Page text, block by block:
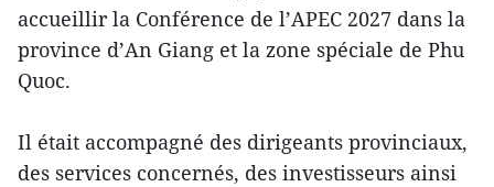
accueillir la Conférence de l’APEC 2027 dans la
province d’An Giang et la zone spéciale de Phu
Quoc.
Il était accompagné des dirigeants provinciaux,
des services concernés, des investisseurs ainsi